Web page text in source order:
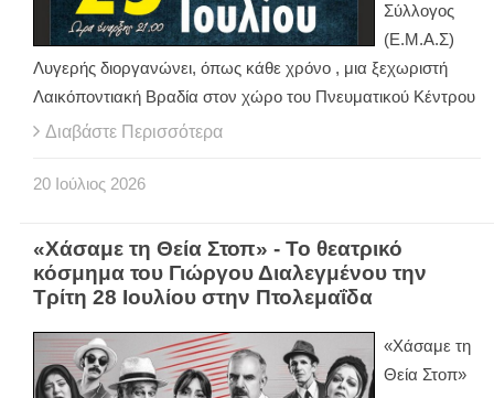
Σύλλογος
(Ε.Μ.Α.Σ)
Λυγερής διοργανώνει, όπως κάθε χρόνο , μια ξεχωριστή
Λαικόποντιακή Βραδία στον χώρο του Πνευματικού Κέντρου
Διαβάστε Περισσότερα
20 Ιούλιος 2026
«Χάσαμε τη Θεία Στοπ» - Το θεατρικό
κόσμημα του Γιώργου Διαλεγμένου την
Τρίτη 28 Ιουλίου στην Πτολεμαΐδα
«Χάσαμε τη
Θεία Στοπ»